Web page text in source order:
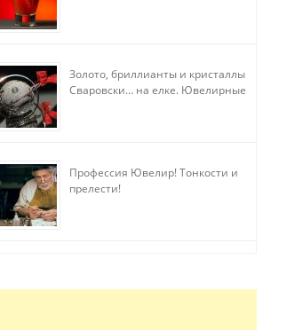
Золото, бриллианты и кристаллы
Сваровски… на елке. Ювелирные
Профессия Ювелир! Тонкости и
прелести!